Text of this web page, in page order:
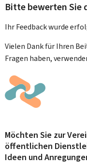
Bitte bewerten Sie
Ihr Feedback wurde
Vielen Dank für Ihren
Fragen haben,
Möchten Sie zur
öffentlichen
Ideen und